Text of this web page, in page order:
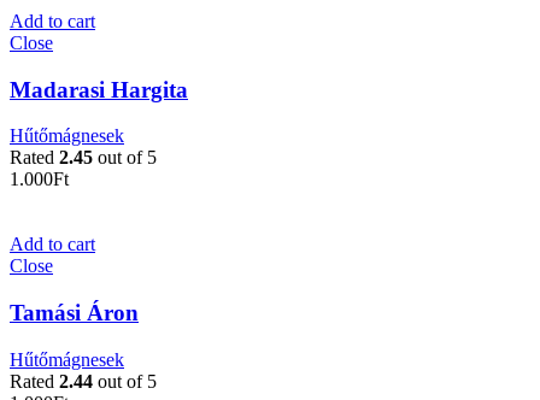
Add to cart
Close
Madarasi Hargita
Hűtőmágnesek
Rated 2.45 out of 5
1.000Ft
Add to cart
Close
Tamási Áron
Hűtőmágnesek
Rated 2.44 out of 5